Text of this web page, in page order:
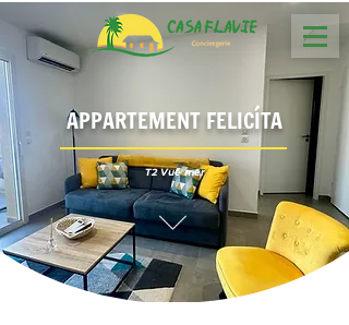
APPARTEMENT FELICÍTA
T2 Vue mer